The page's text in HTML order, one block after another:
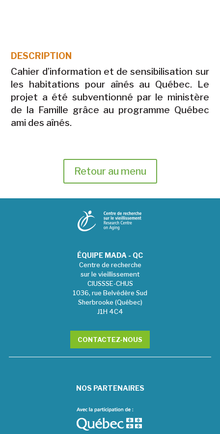
DESCRIPTION
Cahier d’information et de sensibilisation sur
les habitations pour aînés au Québec. Le
projet a été subventionné par le ministère
de la Famille grâce au programme Québec
ami des aînés.
Retour au menu
ÉQUIPE MADA - QC
Centre de recherche
sur le vieillissement
CIUSSSE-CHUS
1036, rue Belvédère Sud
Sherbrooke (Québec)
J1H 4C4
CONTACTEZ-NOUS
NOS PARTENAIRES